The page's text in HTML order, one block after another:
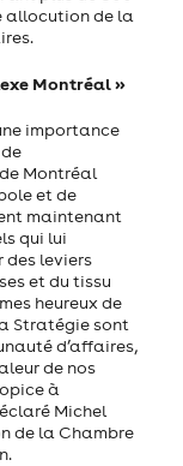
allocution de la
Montréal »
importance
Montréal
et de
maintenant
qui lui
des leviers
et du tissu
heureux de
Stratégie sont
d’affaires,
de nos
à
Michel
de la Chambre